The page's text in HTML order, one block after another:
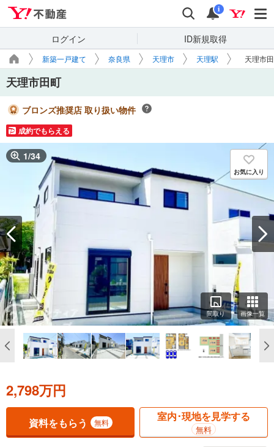
検索 通知
i
ログイン ID新規取得
新築一戸建て 奈良県 天理市 天理駅 天理市
天理市田町
ブロンズ推奨店 取り扱い物件
成約でもらえる
1/34
お気に入り
間取り 画像一覧
2,798万円
資料をもらう 無料 室内･現地を見学する
無料